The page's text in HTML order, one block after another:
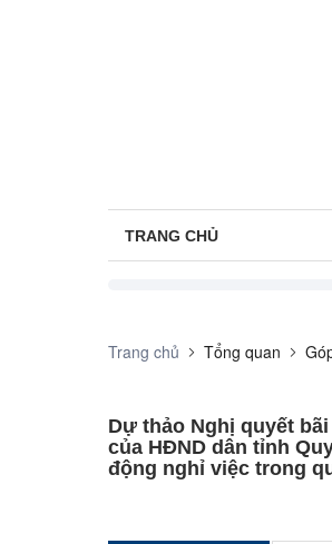
TRANG CHỦ
Trang chủ Tổng quan
Dự thảo Nghị quyết
của HĐND dân tỉnh
động nghỉ việc trong